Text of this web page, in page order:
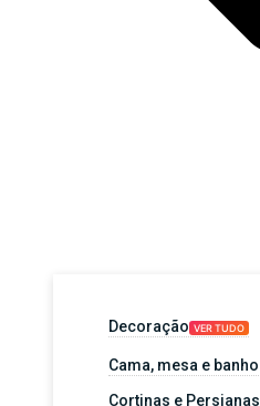
Decoração VER TUDO
Cama, mesa e banho
Cortinas e Persianas